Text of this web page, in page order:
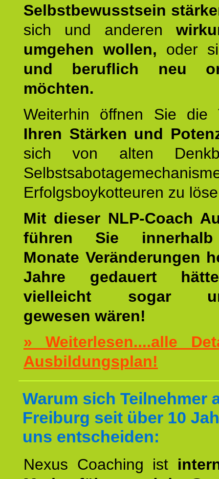
Selbstbewusstsein
sich und anderen
umgehen wollen, oder
und beruflich neu
möchten.
Weiterhin öffnen Sie
Ihren Stärken und
sich von alten
Erfolgsboykotteuren zu
Mit dieser NLP-Coach
führen Sie
Monate Veränderungen
Jahre gedauert
vielleicht sogar
gewesen wären!
» Weiterlesen....alle
Ausbildungsplan!
Warum sich Teilnehmer
Freiburg seit über 10
uns entscheiden:
Nexus Coaching ist